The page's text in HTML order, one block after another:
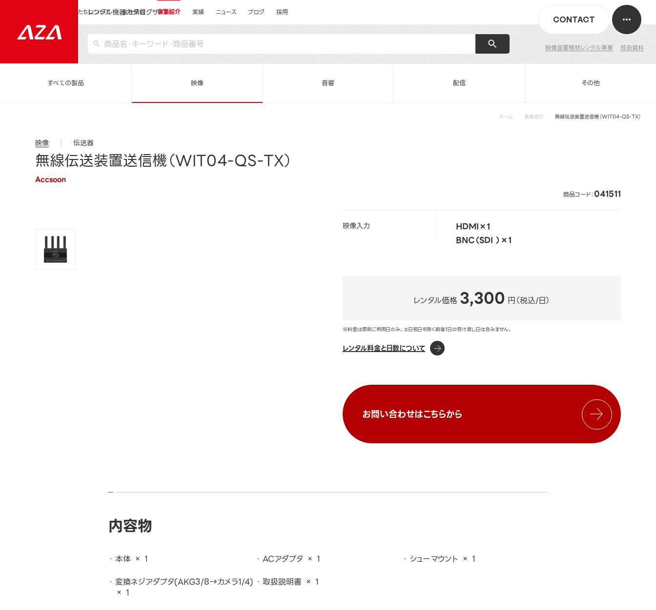
レンタル機器カタログサイト
映像音響機材レンタル事業 技術資料
CONTACT
私たちについて 会社情報 事業紹介 実績 ニュース ブログ 採用
すべての製品 映像 音響 配信 その他
ホーム 事業紹介 無線伝送装置送信機（WIT04-QS-TX）
映像 伝送器
無線伝送装置送信機（WIT04-QS-TX）
Accsoon
商品コード：041511
映像入力
HDMI×1
BNC（SDI ）×1
レンタル価格 3,300 円（税込/日）
※料金は原則ご利用日のみ。土日祝日を除く前後1日の受け渡し日は含みません。
レンタル料金と日数について
お問い合わせはこちらから
内容物
本体 × 1 ACアダプタ × 1
シューマウント × 1
変換ネジアダプタ(AKG3/8→カメラ1/4)
× 1
取扱説明書 × 1